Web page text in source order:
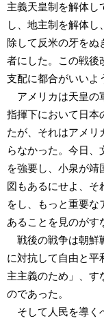
主義天皇制を解体し
し、地主制を解体
除して反米の牙をぬ
者にした。この戦後
支配に都合がいいよ
アメリカは天皇の
指揮下において日本
たが、それはアメリ
らなかった。今日、
を強要し、小泉が靖
図もあるにせよ、そ
をし、もっと重要な
あることを見のがす
戦後の戦争は朝鮮
に対抗して自由と平
主主義のため」、す
のであった。
そして人民を導く